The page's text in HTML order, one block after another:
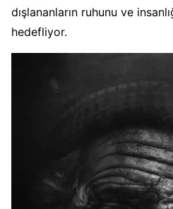
dışlananların ruhunu ve
hedefliyor.